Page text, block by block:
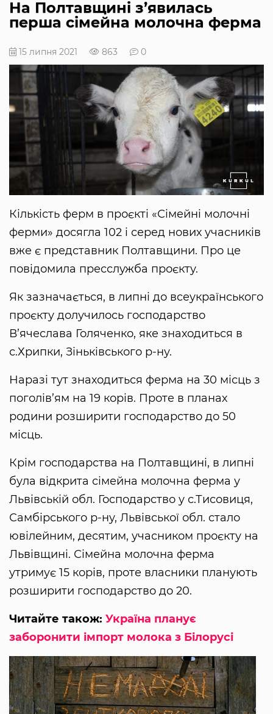
На Полтавщині з’явилась
перша сімейна молочна ферма
15 липня 2021 863 0
Кількість ферм в проєкті «Сімейні молочні
ферми» досягла 102 і серед нових учасників
вже є представник Полтавщини. Про це
повідомила пресслужба проєкту.
Як зазначається, в липні до всеукраїнського
проєкту долучилось господарство
В’ячеслава Голяченко, яке знаходиться в
с.Хрипки, Зіньківського р-ну.
Наразі тут знаходиться ферма на 30 місць з
поголів’ям на 19 корів. Проте в планах
родини розширити господарство до 50
місць.
Крім господарства на Полтавщині, в липні
була відкрита сімейна молочна ферма у
Львівській обл. Господарство у с.Тисовиця,
Самбірського р-ну, Львівської обл. стало
ювілейним, десятим, учасником проєкту на
Львівщині. Сімейна молочна ферма
утримує 15 корів, проте власники планують
розширити господарство до 20.
Читайте також: Україна планує
заборонити імпорт молока з Білорусі